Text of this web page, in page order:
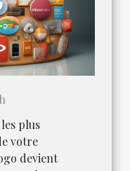
plus
votre
devient